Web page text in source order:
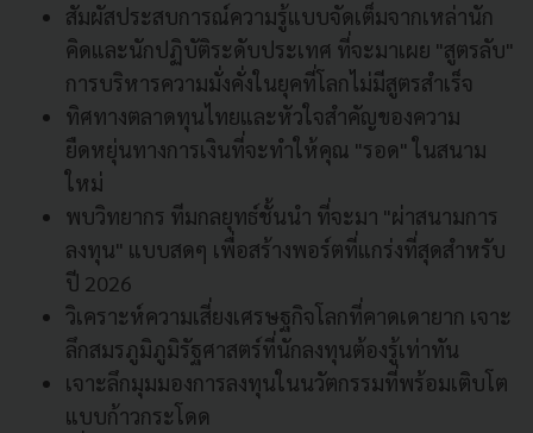
สัมผัสประสบการณ์ความรู้แบบจัดเต็มจากเหล่านัก
คิดและนักปฏิบัติระดับประเทศ ที่จะมาเผย "สูตรลับ"
การบริหารความมั่งคั่งในยุคที่โลกไม่มีสูตรสำเร็จ
ทิศทางตลาดทุนไทยและหัวใจสำคัญของความ
ยืดหยุ่นทางการเงินที่จะทำให้คุณ "รอด" ในสนาม
ใหม่
พบวิทยากร ทีมกลยุทธ์ชั้นนำ ที่จะมา "ผ่าสนามการ
ลงทุน" แบบสดๆ เพื่อสร้างพอร์ตที่แกร่งที่สุดสำหรับ
ปี 2026
วิเคราะห์ความเสี่ยงเศรษฐกิจโลกที่คาดเดายาก เจาะ
ลึกสมรภูมิภูมิรัฐศาสตร์ที่นักลงทุนต้องรู้เท่าทัน
เจาะลึกมุมมองการลงทุนในนวัตกรรมที่พร้อมเติบโต
แบบก้าวกระโดด